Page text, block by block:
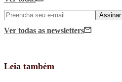
Assinar
Ver todas as newsletters
Leia também